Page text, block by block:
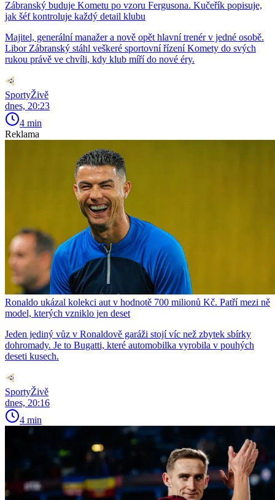
Zábranský buduje Kometu po vzoru Fergusona. Kučeřík popisuje,
jak šéf kontroluje každý detail klubu
Majitel, generální manažer a nově opět hlavní trenér v jedné osobě.
Libor Zábranský stáhl veškeré sportovní řízení Komety do svých
rukou právě ve chvíli, kdy klub míří do nové éry.
SportyŽivě
dnes, 20:23
4 min
Reklama
Ronaldo ukázal kolekci aut v hodnotě 700 milionů Kč. Patří mezi ně
model, kterých vzniklo jen deset
Jeden jediný vůz v Ronaldově garáži stojí víc než zbytek sbírky
dohromady. Je to Bugatti, které automobilka vyrobila v pouhých
deseti kusech.
SportyŽivě
dnes, 20:16
4 min